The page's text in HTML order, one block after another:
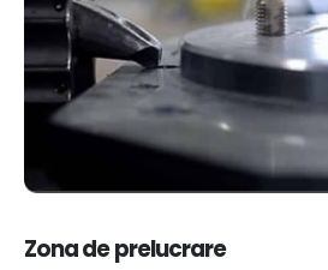
Zona de prelucrare